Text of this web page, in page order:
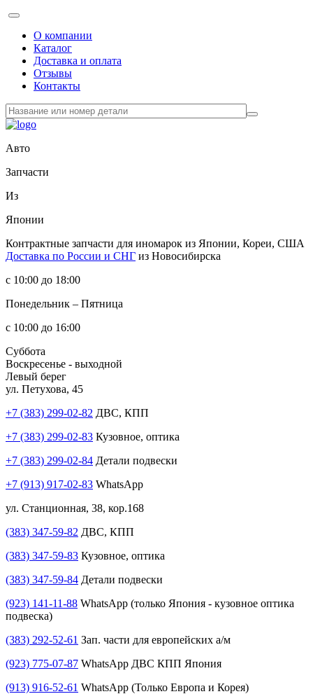
О компании
Каталог
Доставка и оплата
Отзывы
Контакты
Авто
Запчасти
Из
Японии
Контрактные запчасти для иномарок из Японии, Кореи, США
Доставка по России и СНГ из Новосибирска
с 10:00 до 18:00
Понедельник – Пятница
с 10:00 до 16:00
Суббота
Воскресенье - выходной
Левый берег
ул. Петухова, 45
+7 (383) 299-02-82 ДВС, КПП
+7 (383) 299-02-83 Кузовное, оптика
+7 (383) 299-02-84 Детали подвески
+7 (913) 917-02-83 WhatsApp
ул. Станционная, 38, кор.168
(383) 347-59-82 ДВС, КПП
(383) 347-59-83 Кузовное, оптика
(383) 347-59-84 Детали подвески
(923) 141-11-88 WhatsApp (только Япония - кузовное оптика
подвеска)
(383) 292-52-61 Зап. части для европейских а/м
(923) 775-07-87 WhatsApp ДВС КПП Япония
(913) 916-52-61 WhatsApp (Только Европа и Корея)